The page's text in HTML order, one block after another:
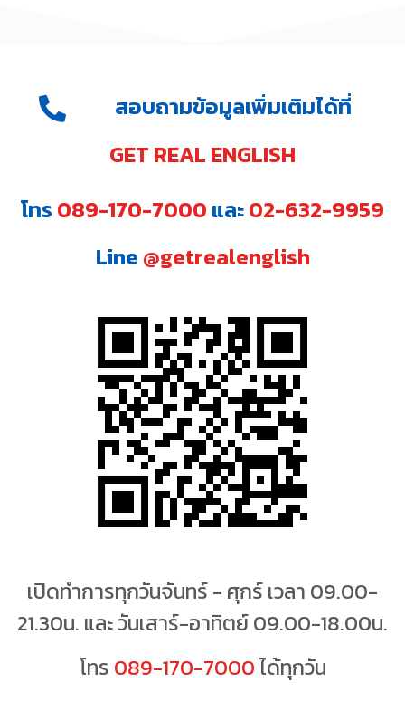
สอบถามข้อมูลเพิ่มเติมได้ที่
GET REAL ENGLISH
โทร 089-170-7000 และ02-632-9959
Line @getrealenglish
เปิดทำการทุกวันจันทร์ - ศุกร์ เวลา 09.00-
21.30น. และ วันเสาร์-อาทิตย์ 09.00-18.00น.
โทร 089-170-7000ได้ทุกวัน